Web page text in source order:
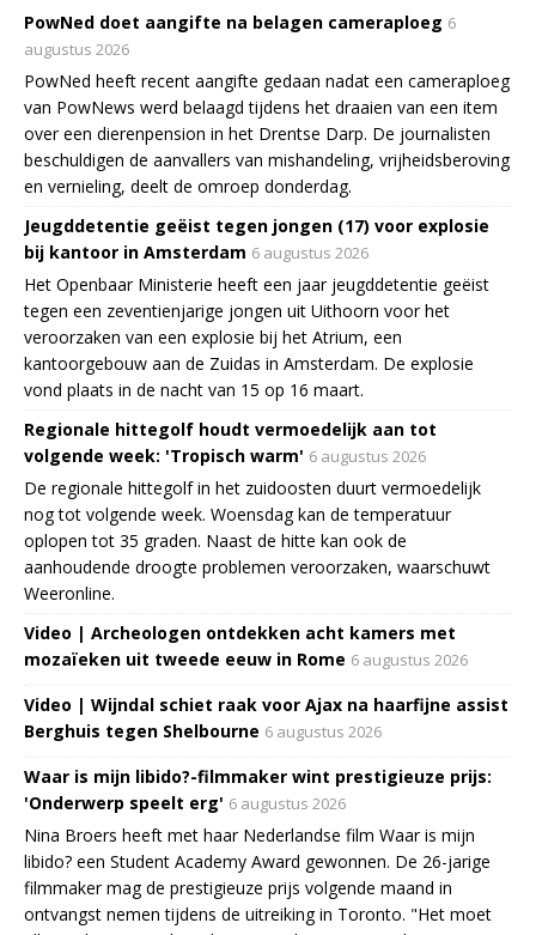
PowNed doet aangifte na belagen cameraploeg 6
augustus 2026
PowNed heeft recent aangifte gedaan nadat een cameraploeg
van PowNews werd belaagd tijdens het draaien van een item
over een dierenpension in het Drentse Darp. De journalisten
beschuldigen de aanvallers van mishandeling, vrijheidsberoving
en vernieling, deelt de omroep donderdag.
Jeugddetentie geëist tegen jongen (17) voor explosie
bij kantoor in Amsterdam 6 augustus 2026
Het Openbaar Ministerie heeft een jaar jeugddetentie geëist
tegen een zeventienjarige jongen uit Uithoorn voor het
veroorzaken van een explosie bij het Atrium, een
kantoorgebouw aan de Zuidas in Amsterdam. De explosie
vond plaats in de nacht van 15 op 16 maart.
Regionale hittegolf houdt vermoedelijk aan tot
volgende week: 'Tropisch warm' 6 augustus 2026
De regionale hittegolf in het zuidoosten duurt vermoedelijk
nog tot volgende week. Woensdag kan de temperatuur
oplopen tot 35 graden. Naast de hitte kan ook de
aanhoudende droogte problemen veroorzaken, waarschuwt
Weeronline.
Video | Archeologen ontdekken acht kamers met
mozaïeken uit tweede eeuw in Rome 6 augustus 2026
Video | Wijndal schiet raak voor Ajax na haarfijne assist
Berghuis tegen Shelbourne 6 augustus 2026
Waar is mijn libido?-filmmaker wint prestigieuze prijs:
'Onderwerp speelt erg' 6 augustus 2026
Nina Broers heeft met haar Nederlandse film Waar is mijn
libido? een Student Academy Award gewonnen. De 26-jarige
filmmaker mag de prestigieuze prijs volgende maand in
ontvangst nemen tijdens de uitreiking in Toronto. "Het moet